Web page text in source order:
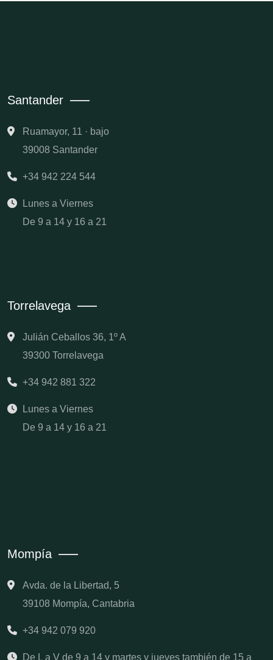
Santander
Ruamayor, 11 · bajo
39008 Santander
+34 942 224 544
Lunes a Viernes
De 9 a 14 y 16 a 21
Torrelavega
Julián Ceballos 36, 1º A
39300 Torrelavega
+34 942 881 322
Lunes a Viernes
De 9 a 14 y 16 a 21
Mompía
Avda. de la Libertad, 5
39108 Mompía, Cantabria
+34 942 079 920
De L a V de 9 a 14 y martes y jueves también de 15 a